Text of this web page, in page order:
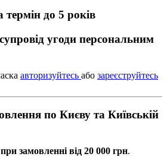
термін до 5 років
угоди персональним
авторизуйтесь або зареєструйтесь
по Києву та Київській
при замовленні від 20 000 грн.